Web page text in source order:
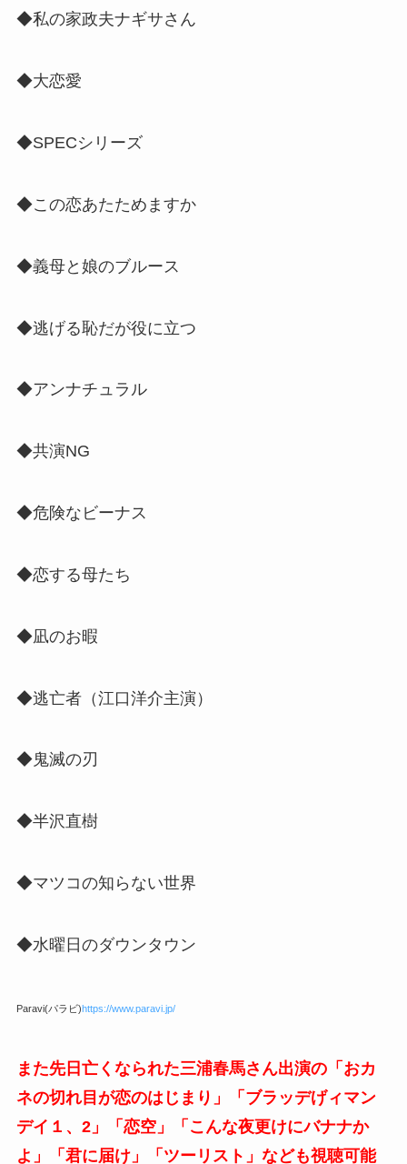
◆私の家政夫ナギサさん
◆大恋愛
◆SPECシリーズ
◆この恋あたためますか
◆義母と娘のブルース
◆逃げる恥だが役に立つ
◆アンナチュラル
◆共演NG
◆危険なビーナス
◆恋する母たち
◆凪のお暇
◆逃亡者（江口洋介主演）
◆鬼滅の刃
◆半沢直樹
◆マツコの知らない世界
◆水曜日のダウンタウン
Paravi(パラビ)https://www.paravi.jp/
また先日亡くなられた三浦春馬さん出演の「おカ
ネの切れ目が恋のはじまり」「ブラッデげィマン
デイ１、2」「恋空」「こんな夜更けにバナナか
よ」「君に届け」「ツーリスト」なども視聴可能